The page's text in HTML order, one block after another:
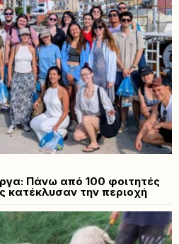
Πάνω από 100 φοιτητές
κατέκλυσαν την περιοχή